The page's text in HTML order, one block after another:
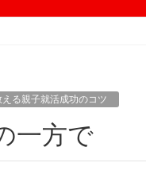
える親子就活成功のコツ
一方で